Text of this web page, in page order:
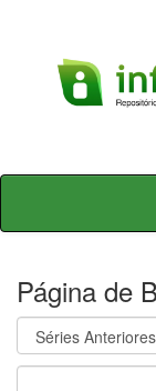
Skip
Página de